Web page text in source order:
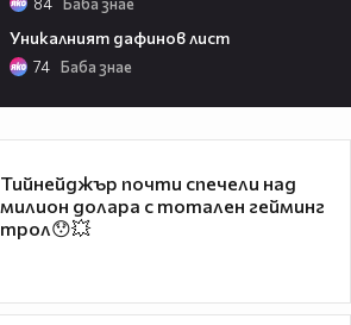
Уникалният дафинов лист
74 Баба знае
Тийнейджър почти спечели над
милион долара с тотален гейминг
трол😯💥